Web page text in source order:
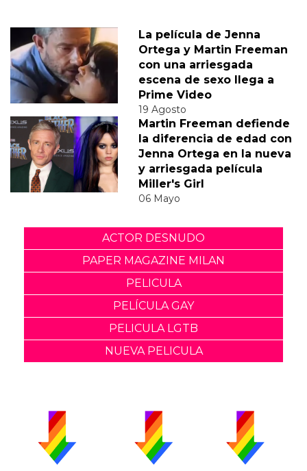
La película de Jenna
Ortega y Martin Freeman
con una arriesgada
escena de sexo llega a
Prime Video
19 Agosto
Martin Freeman defiende
la diferencia de edad con
Jenna Ortega en la nueva
y arriesgada película
Miller's Girl
06 Mayo
ACTOR DESNUDO
PAPER MAGAZINE MILAN
PELICULA
PELÍCULA GAY
PELICULA LGTB
NUEVA PELICULA